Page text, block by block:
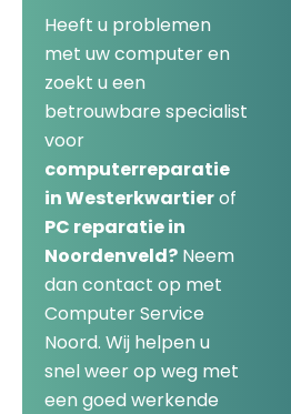
Heeft u problemen
met uw computer en
zoekt u een
betrouwbare specialist
voor
computerreparatie
in Westerkwartierof
PC reparatie in
Noordenveld? Neem
dan contact op met
Computer Service
Noord. Wij helpen u
snel weer op weg met
een goed werkende